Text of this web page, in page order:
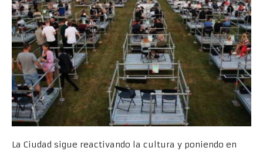
La Ciudad sigue reactivando la cultura y poniendo en